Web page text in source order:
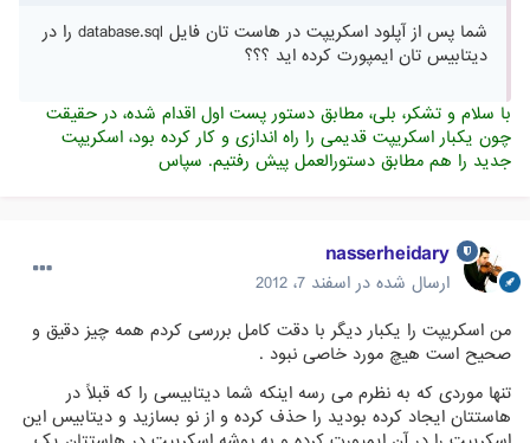
شما پس از آپلود اسکریپت در هاست تان فایل database.sql را در
دیتابیس تان ایمپورت کرده اید ؟؟؟
با سلام و تشکر، بلی، مطابق دستور پست اول اقدام شده، در حقیقت
چون یکبار اسکریپت قدیمی را راه اندازی و کار کرده بود، اسکریپت
جدید را هم مطابق دستورالعمل پیش رفتیم. سپاس
nasserheidary
ارسال شده در اسفند 7، 2012
من اسکریپت را یکبار دیگر با دقت کامل بررسی کردم همه چیز دقیق و
صحیح است هیچ مورد خاصی نبود .
تنها موردی که به نظرم می رسه اینکه شما دیتابیسی را که قبلاً در
هاستتان ایجاد کرده بودید را حذف کرده و از نو بسازید و دیتابیس این